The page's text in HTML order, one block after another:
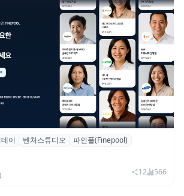
리어데이, 스타트업 전문가 매
풀’ 출시
이 벤처스튜디오
파인풀(Finepool)
12 566